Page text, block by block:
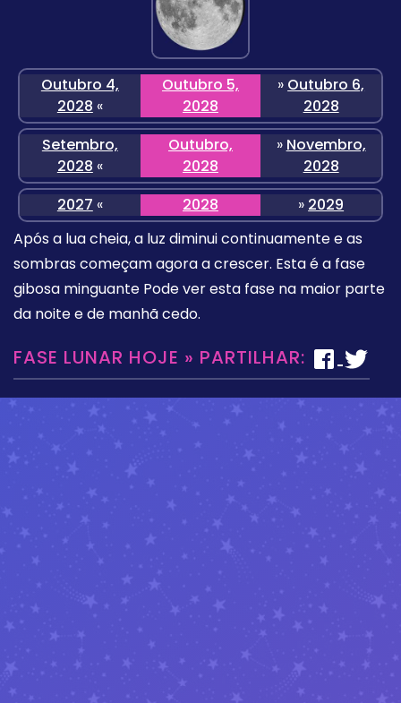
Outubro 4,
2028 «
Outubro 5,
2028
» Outubro 6,
2028
Setembro,
2028 «
Outubro,
2028
» Novembro,
2028
2027 « 2028 » 2029
Após a lua cheia, a luz diminui continuamente e as
sombras começam agora a crescer. Esta é a fase
gibosa minguante Pode ver esta fase na maior parte
da noite e de manhã cedo.
FASE LUNAR HOJE » PARTILHAR: